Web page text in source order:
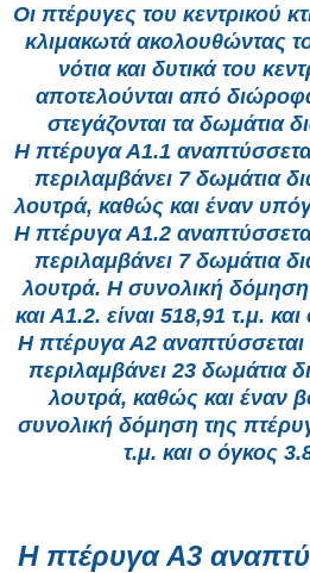
Οι πτέρυγες του κεντρικού
κλιμακωτά ακολουθώντας
νότια και δυτικά του
αποτελούνται από
στεγάζονται τα δωμάτια
Η πτέρυγα Α1.1
περιλαμβάνει 7 δωμάτια
λουτρά, καθώς και έναν
Η πτέρυγα Α1.2
περιλαμβάνει 7 δωμάτια
λουτρά. Η συνολική
και Α1.2. είναι 518,91 τ.μ.
Η πτέρυγα Α2 αναπτύσσεται
περιλαμβάνει 23 δωμάτια
λουτρά, καθώς και έναν
συνολική δόμηση της
τ.μ. και ο όγκος
Η πτέρυγα Α3